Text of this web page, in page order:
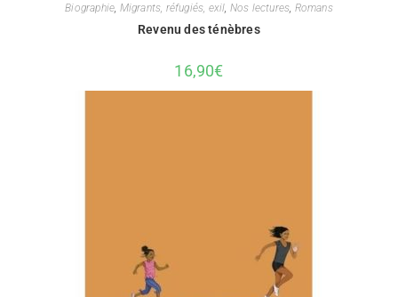
Biographie, Migrants, réfugiés, exil, Nos lectures, Romans
Revenu des ténèbres
16,90€